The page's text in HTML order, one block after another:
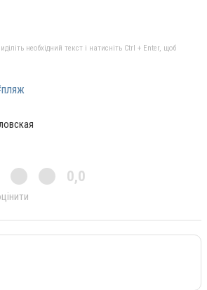
необхідний текст і натисніть Ctrl + Enter, щоб
0,0